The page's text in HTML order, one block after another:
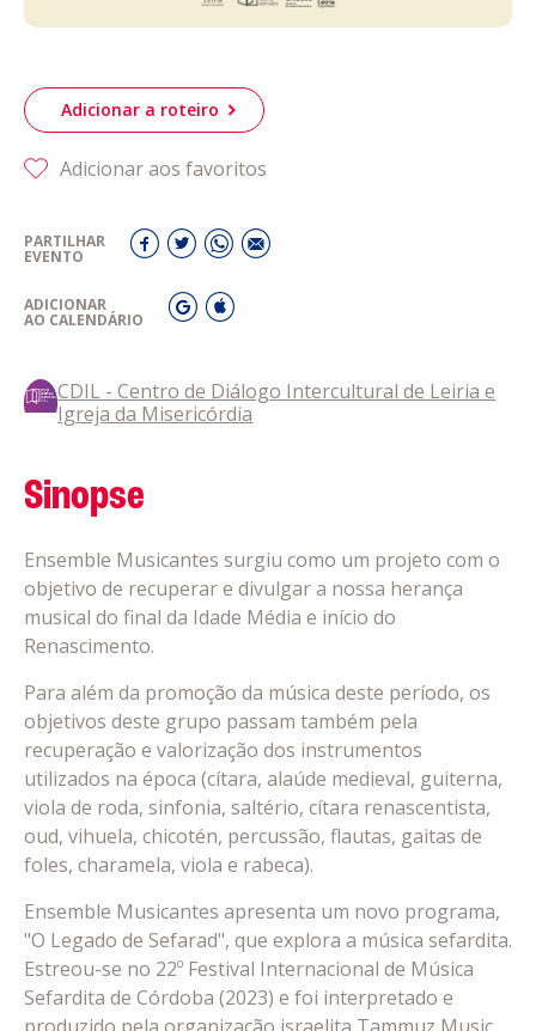
Adicionar a roteiro
Adicionar aos favoritos
PARTILHAR
EVENTO
ADICIONAR
AO CALENDÁRIO
CDIL - Centro de Diálogo Intercultural de Leiria e
Igreja da Misericórdia
Sinopse
Ensemble Musicantes surgiu como um projeto com o
objetivo de recuperar e divulgar a nossa herança
musical do final da Idade Média e início do
Renascimento.
Para além da promoção da música deste período, os
objetivos deste grupo passam também pela
recuperação e valorização dos instrumentos
utilizados na época (cítara, alaúde medieval, guiterna,
viola de roda, sinfonia, saltério, cítara renascentista,
oud, vihuela, chicotén, percussão, flautas, gaitas de
foles, charamela, viola e rabeca).
Ensemble Musicantes apresenta um novo programa,
"O Legado de Sefarad", que explora a música sefardita.
Estreou-se no 22º Festival Internacional de Música
Sefardita de Córdoba (2023) e foi interpretado e